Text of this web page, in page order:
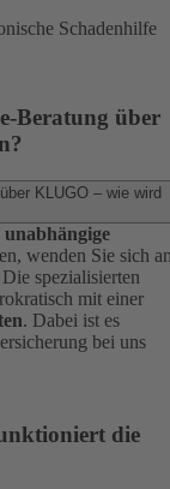
Schadenhilfe
Beratung über
KLUGO – wie wird
wenden Sie sich
Die spezialisierten
mit einer
. Dabei ist es
bei uns
die